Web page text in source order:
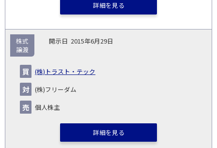
詳細を見る
2015年6月29日
(株)トラスト・テック
(株)フリーダム
個人株主
株式
譲渡
詳細を見る